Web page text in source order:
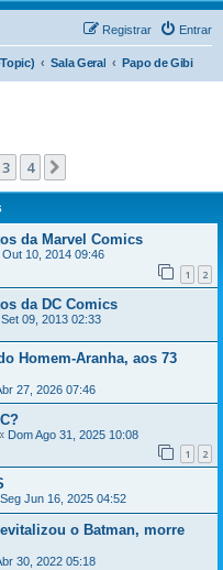
Entrar
Registrar
Sala Geral Papo de Gibi
3 4
da Marvel Comics
10, 2014 09:46
1 2
da DC Comics
09, 2013 02:33
Homem-Aranha, aos 73
27, 2026 07:46
Dom Ago 31, 2025 10:08
1 2
Seg Jun 16, 2025 04:52
o Batman, morre
30, 2022 05:18